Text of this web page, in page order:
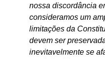
nossa discordância
consideramos um
limitações da
devem ser
inevitavelmente se